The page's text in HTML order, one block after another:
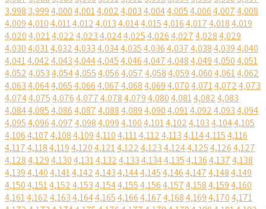
3,998 3,9994,0004,0014,0024,0034,0044,0054,0064,0074,008
4,0094,0104,0114,0124,0134,0144,0154,0164,0174,0184,019
4,0204,0214,0224,0234,0244,0254,0264,0274,0284,029
4,0304,0314,0324,0334,0344,0354,0364,0374,0384,0394,040
4,0414,0424,0434,0444,0454,0464,0474,0484,0494,0504,051
4,0524,0534,0544,0554,0564,0574,0584,0594,0604,0614,062
4,0634,0644,0654,0664,0674,0684,0694,0704,0714,0724,073
4,0744,0754,0764,0774,0784,0794,0804,0814,0824,083
4,0844,0854,0864,0874,0884,0894,0904,0914,0924,0934,094
4,0954,0964,0974,0984,0994,1004,1014,1024,1034,1044,105
4,1064,1074,1084,1094,1104,1114,1124,1134,1144,1154,116
4,1174,1184,1194,1204,1214,1224,1234,1244,1254,1264,127
4,1284,1294,1304,1314,1324,1334,1344,1354,1364,1374,138
4,1394,1404,1414,1424,1434,1444,1454,1464,1474,1484,149
4,1504,1514,1524,1534,1544,1554,1564,1574,1584,1594,160
4,1614,1624,1634,1644,1654,1664,1674,1684,1694,1704,171